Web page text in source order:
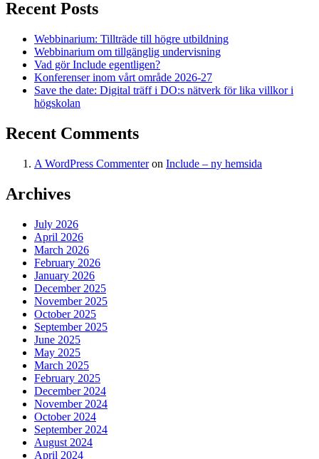
Recent Posts
Webbinarium: Tillträde till högre utbildning
Webbinarium om tillgänglig undervisning
Vad gör Include egentligen?
Konferenser inom vårt område 2026-27
Save the date: Digital träff i DO:s nätverk för lika villkor i
högskolan
Recent Comments
A WordPress Commenteron Include – ny hemsida
Archives
July 2026
April 2026
March 2026
February 2026
January 2026
December 2025
November 2025
October 2025
September 2025
June 2025
May 2025
March 2025
February 2025
December 2024
November 2024
October 2024
September 2024
August 2024
April 2024